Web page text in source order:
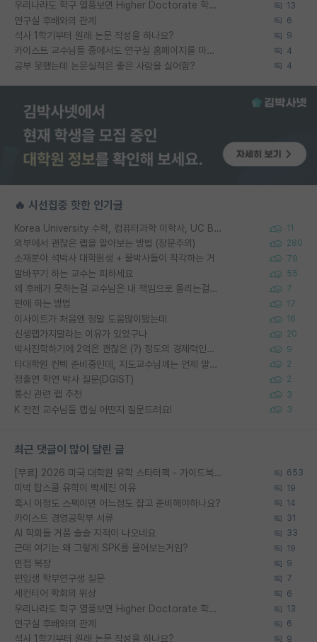
우리나라도 학구 열풍보면 Higher Doctorate 학위가 필요하다고 봅니다. 13
연구실 후배와의 관계 6
석사 1학기부터 원래 논문 작성을 하나요? 9
카이스트 교수님들 중에서도 연구실 홈페이지를 마련 안 하신 분들이 계시던데 4
공부 못했는데 논문실적은 좋은 사람을 싫어함? 4
🔥 시선집중 핫한 인기글
Korea University 수학, 컴퓨터과학 이학사, UC Berkeley 산업공학 대학원 공학박사가 되는 것은 쉽지 않겠죠? 11
외부에서 괜찮은 랩을 알아보는 방법 (장문주의) 280
소재분야 석박사 대학원생 + 물박사들이 착각하는 거 79
말바꾸기 하는 교수는 피하세요 55
왜 후배가 못하는걸 교수님은 내 책임으로 돌리는걸까요? 7
편애 하는 방법 17
이사이트가 처음엔 정말 도움많이됐는데 16
신생랩가지말라는 이유가 있었구나 20
박사진학하기에 2억은 괜찮은 (?) 정도의 경제력인가요 9
타대학원 컨텍 준비중인데, 지도교수님께는 언제 말씀드려야 할까요? 2
정출연 학연 박사 질문(DGIST) 2
통신 관련 랩 추천 3
K 전전 교수님들 랩실 어떤지 질문드려요! 3
최근 댓글이 많이 달린 글
[무료] 2026 미국 대학원 유학 스타터팩 - 가이드북 & 합격자 컨택메일 템플릿 653
미박 탑스쿨 유학이 빡세진 이유 19
혹시 이정도 스펙이면 어느정도 잡고 준비해야하나요? 14
카이스트 경영공학부 서류 31
AI 학회들 거품 슬슬 지적이 나오네요 33
근데 여기는 왜 그렇게 SPK를 물어보는거임? 19
면접 복장 9
편입생 학부연구생 질문 7
세컨티어 학회의 위상 6
우리나라도 학구 열풍보면 Higher Doctorate 학위가 필요하다고 봅니다. 13
연구실 후배와의 관계 6
석사 1학기부터 원래 논문 작성을 하나요? 9